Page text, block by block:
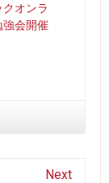
クオンラ
強会開催
Next